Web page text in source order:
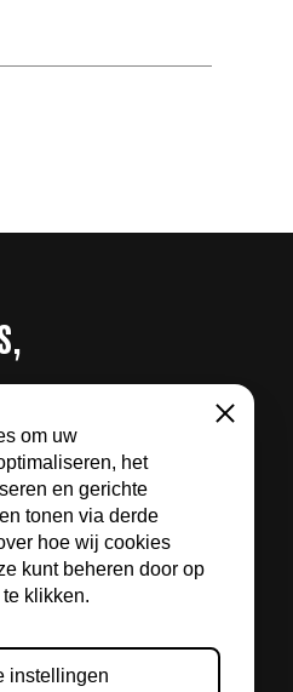
om uw
het
en gerichte
tonen via derde
hoe wij cookies
kunt beheren door op
klikken.
instellingen